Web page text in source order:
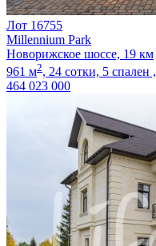
Лот 16755
Millennium Park
Новорижское шоссе, 19 км
961 м2, 24 сотки, 5 спален ,
464 023 000